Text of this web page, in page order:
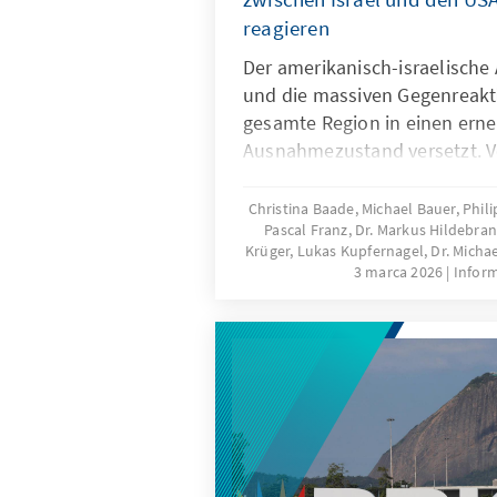
reagieren
Der amerikanisch-
und die massiven
gesamte Region in einen
Ausnahmezustand versetzt.
sich, Gesellschaften
diplomatische Spannungen
Übersicht über die
sicherheitspolitischen
Dynamiken aus der
Konrad-Adenauer-Stiftung
Nordafrika liefert dieser
Christina Baade, Michael Bauer,
Pascal Franz, Dr. Markus
Krüger, Lukas Kupfernagel, Dr.
3 marca 2026